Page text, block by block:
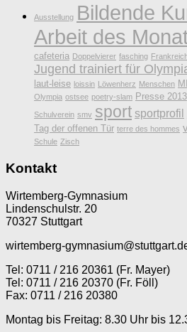
Ausstellung Bildende
Arbeit des
cafeteria Doppelvierer fasching
Jugend trainiert für
laut-leise loissin Löwenherz Menschen
Olympia ostsee poetry-slam Presse 2013
Schulverein smv sport sportprofil
Tag der offenen Tür terre des hommes
Schule Zisch
Kontakt
Wirtemberg-Gymnasium
Lindenschulstr. 20
70327 Stuttgart
wirtemberg-
Tel: 0711 / 216 20361 (Fr. Mayer)
Tel: 0711 / 216 20370 (Fr. Föll)
Fax: 0711 / 216 20380
Montag bis Freitag: 8.30 Uhr bis